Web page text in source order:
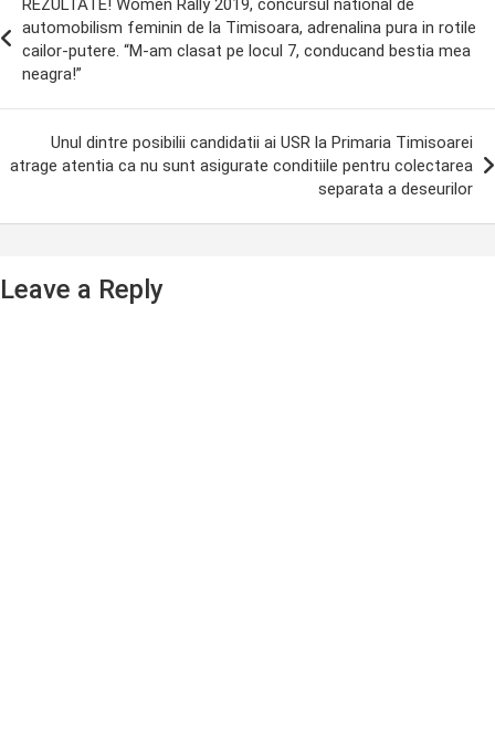
REZULTATE! Women Rally 2019, concursul national de
automobilism feminin de la Timisoara, adrenalina pura in rotile
cailor-putere. “M-am clasat pe locul 7, conducand bestia mea
neagra!”
Unul dintre posibilii candidatii ai USR la Primaria Timisoarei
atrage atentia ca nu sunt asigurate conditiile pentru colectarea
separata a deseurilor
Leave a Reply